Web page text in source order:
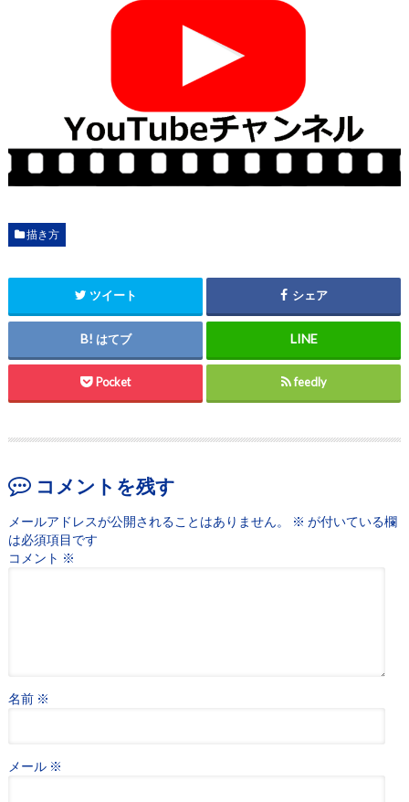
描き方
ツイート シェア
はてブ
Pocket feedly
コメントを残す
メールアドレスが公開されることはありません。 ※ が付いている欄
は必須項目です
コメント ※
名前 ※
メール ※